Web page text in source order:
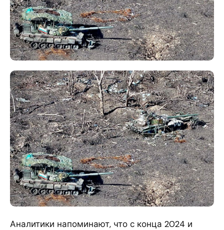
Аналитики напоминают, что с конца 2024 и